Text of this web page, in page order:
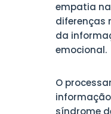
empatia
diferenças
da
emocional.
O
síndrome